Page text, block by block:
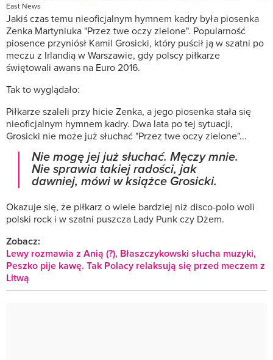
East News
Jakiś czas temu nieoficjalnym hymnem kadry była piosenka
Zenka Martyniuka "Przez twe oczy zielone". Popularność
piosence przyniósł Kamil Grosicki, który puścił ją w szatni po
meczu z Irlandią w Warszawie, gdy polscy piłkarze
świętowali awans na Euro 2016.
Tak to wyglądało:
Piłkarze szaleli przy hicie Zenka, a jego piosenka stała się
nieoficjalnym hymnem kadry. Dwa lata po tej sytuacji,
Grosicki nie może już słuchać "Przez twe oczy zielone"...
Nie mogę jej już słuchać. Męczy mnie.
Nie sprawia takiej radości, jak
dawniej, mówi w książce Grosicki.
Okazuje się, że piłkarz o wiele bardziej niż disco-polo woli
polski rock i w szatni puszcza Lady Punk czy Dżem.
Zobacz:
Lewy rozmawia z Anią (?), Błaszczykowski słucha muzyki,
Peszko pije kawę. Tak Polacy relaksują się przed meczem z
Litwą